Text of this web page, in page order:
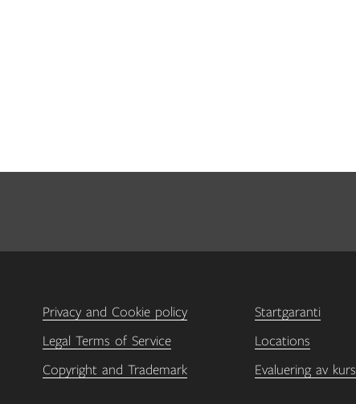
Privacy and Cookie policy
Legal Terms of Service
Copyright and Trademark
Startgaranti
Locations
Evaluering av kurs